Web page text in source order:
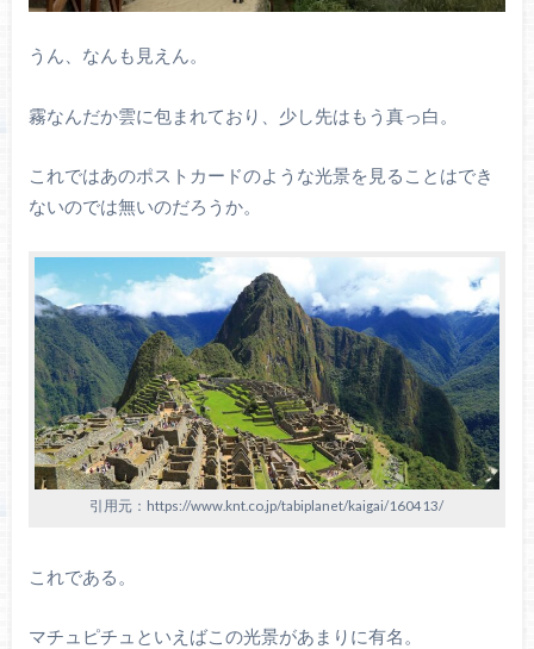
うん、なんも見えん。
霧なんだか雲に包まれており、少し先はもう真っ白。
これではあのポストカードのような光景を見ることはでき
ないのでは無いのだろうか。
引用元：https://www.knt.co.jp/tabiplanet/kaigai/160413/
これである。
マチュピチュといえばこの光景があまりに有名。